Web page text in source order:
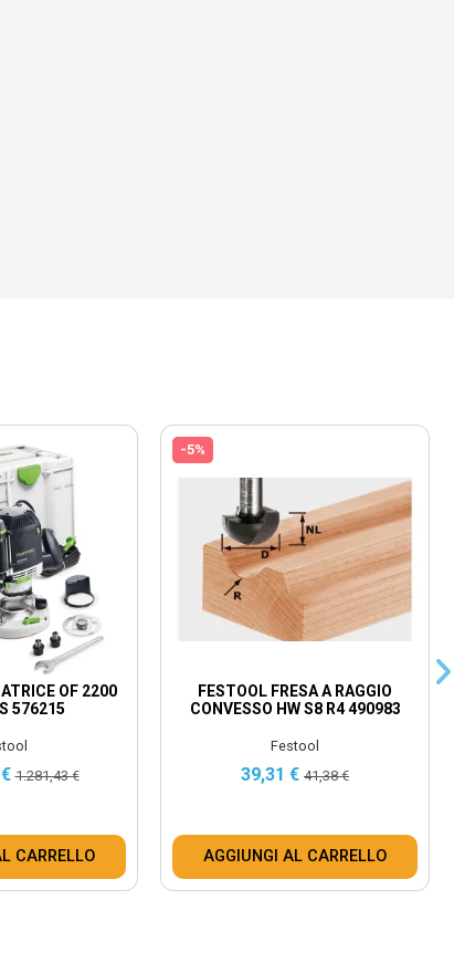
OF 2200
576215
€1.281,43 €
CARRELLO
-5%
FESTOOL FRESA A RAGGIO
CONVESSO HW S8 R4 490983
Festool
39,31 € 41,38 €
AGGIUNGI AL CARRELLO